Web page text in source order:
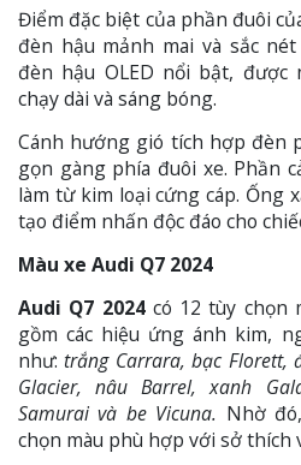
Điểm đặc biệt của phần đuôi
đèn hậu mảnh mai và sắc
đèn hậu OLED nổi bật, được
chạy dài và sáng bóng.
Cánh hướng gió tích hợp đèn
gọn gàng phía đuôi xe. Phần
làm từ kim loại cứng cáp. Ống
tạo điểm nhấn độc đáo cho
Màu xe Audi Q7 2024
Audi Q7 2024có 12 tùy chọn
gồm các hiệu ứng ánh kim,
như: trắng Carrara, bạc Florett,
Glacier, nâu Barrel, xanh
Samurai và be Vicuna. Nhờ
chọn màu phù hợp với sở thích